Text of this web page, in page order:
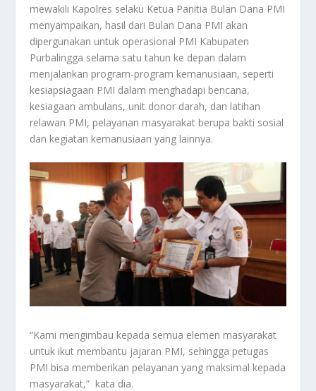
mewakili Kapolres selaku Ketua Panitia Bulan Dana PMI
menyampaikan, hasil dari Bulan Dana PMI akan
dipergunakan untuk operasional PMI Kabupaten
Purbalingga selama satu tahun ke depan dalam
menjalankan program-program kemanusiaan, seperti
kesiapsiagaan PMI dalam menghadapi bencana,
kesiagaan ambulans, unit donor darah, dan latihan
relawan PMI, pelayanan masyarakat berupa bakti sosial
dan kegiatan kemanusiaan yang lainnya.
“Kami mengimbau kepada semua elemen masyarakat
untuk ikut membantu jajaran PMI, sehingga petugas
PMI bisa memberikan pelayanan yang maksimal kepada
masyarakat,” kata dia.